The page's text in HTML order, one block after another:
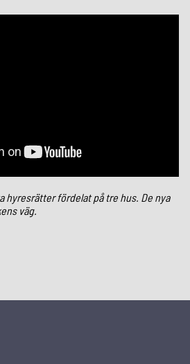
hyresrätter fördelat på tre hus. De nya
väg.